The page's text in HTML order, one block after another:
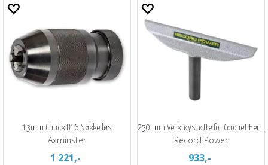
13mm Chuck B16 Nøkkelløs
Axminster
1 221,-
250 mm Verktøystøtte for Coronet Herald
Record Power
933,-